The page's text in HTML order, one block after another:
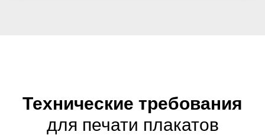
Технические требования
для печати плакатов